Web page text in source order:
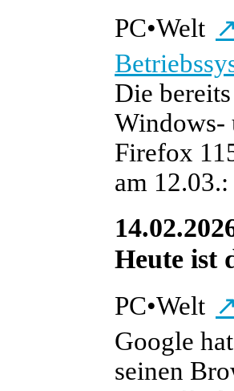
PC•Welt ↗
Die
Windows-
Firefox
am
Heute ist
PC•Welt ↗
Google
seinen